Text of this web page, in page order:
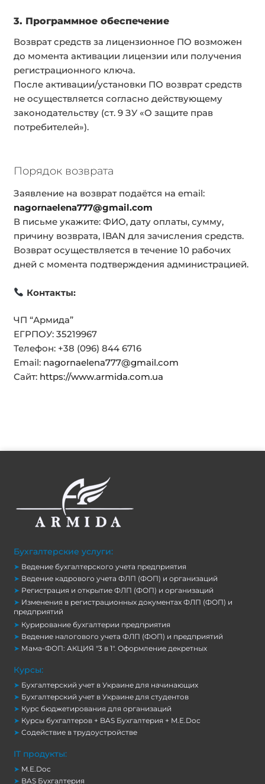
3. Программное обеспечение
Возврат средств за лицензионное ПО возможен
до момента активации лицензии или получения
регистрационного ключа.
После активации/установки ПО возврат средств
не осуществляется согласно действующему
законодательству (ст. 9 ЗУ «О защите прав
потребителей»).
Порядок возврата
Заявление на возврат подаётся на email:
nagornaelena777@gmail.com
В письме укажите: ФИО, дату оплаты, сумму,
причину возврата, IBAN для зачисления средств.
Возврат осуществляется в течение 10 рабочих
дней с момента подтверждения администрацией.
Контакты:
ЧП “Армида”
ЕГРПОУ: 35219967
Телефон: +38 (096) 844 6716
Email: nagornaelena777@gmail.com
Сайт: https://www.armida.com.ua
Бухгалтерские услуги:
➤ Ведение бухгалтерского учета предприятия
➤ Ведение кадрового учета ФЛП (ФОП) и организаций
➤ Регистрация и открытие ФЛП (ФОП) и организаций
➤ Изменения в регистрационных документах ФЛП (ФОП) и
предприятий
➤ Курирование бухгалтерии предприятия
➤ Ведение налогового учета ФЛП (ФОП) и предприятий
➤ Мама-ФОП: АКЦИЯ "3 в 1". Оформление декретных
Курсы:
➤ Бухгалтерский учет в Украине для начинающих
➤ Бухгалтерский учет в Украине для студентов
➤ Курс бюджетирования для организаций
➤ Курсы бухгалтеров + BAS Бухгалтерия + M.E.Doc
➤ Содействие в трудоустройстве
IT продукты:
➤ M.E.Doc
➤ BAS Бухгалтерия